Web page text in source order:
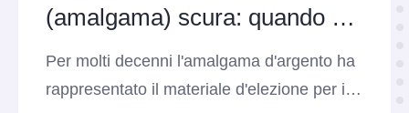
(amalgama) scura: quando e
perché sostituirla
Per molti decenni l'amalgama d'argento ha
rappresentato il materiale d'elezione per il